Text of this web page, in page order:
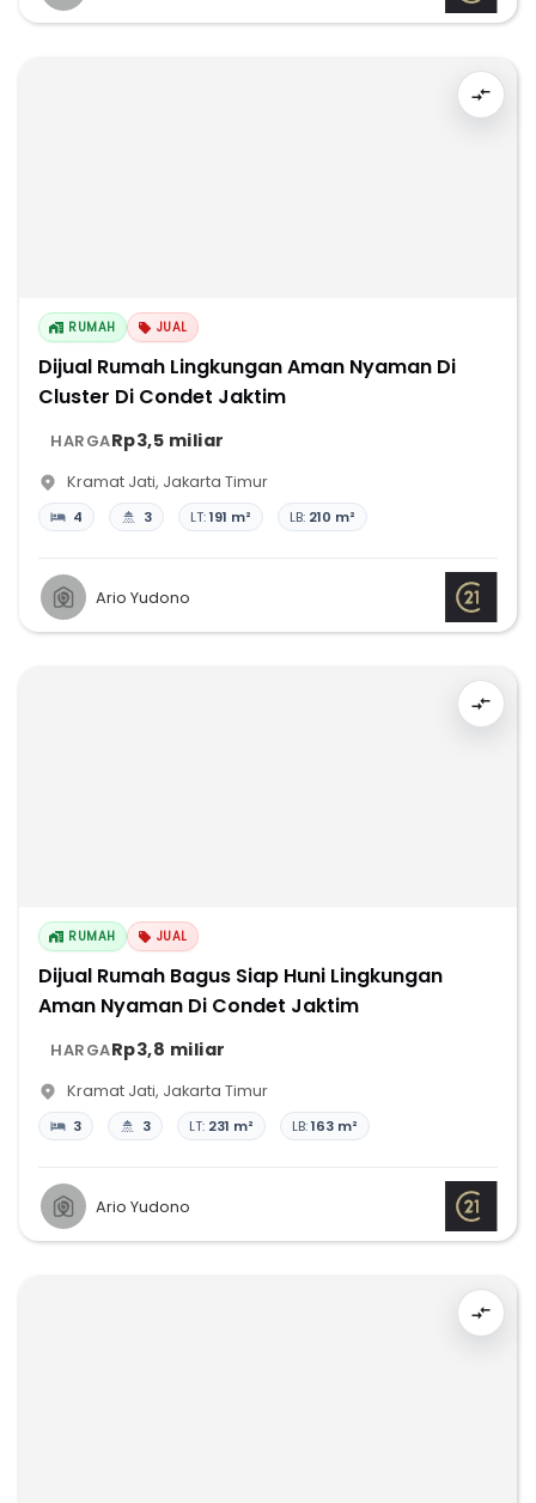
RUMAH JUAL
Dijual Rumah Lingkungan Aman Nyaman Di
Cluster Di Condet Jaktim
HARGARp3,5 miliar
Kramat Jati, Jakarta Timur
4 3 LT:191 m² LB: 210 m²
Ario Yudono
RUMAH JUAL
Dijual Rumah Bagus Siap Huni Lingkungan
Aman Nyaman Di Condet Jaktim
HARGARp3,8 miliar
Kramat Jati, Jakarta Timur
3 3 LT: 231 m² LB:163 m²
Ario Yudono